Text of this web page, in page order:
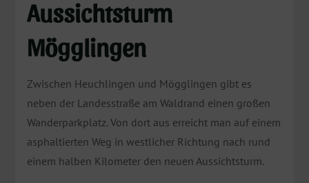
Aussichtsturm
Mögglingen
Zwischen Heuchlingen und Mögglingen gibt es
neben der Landesstraße am Waldrand einen großen
Wanderparkplatz. Von dort aus erreicht man auf einem
asphaltierten Weg in westlicher Richtung nach rund
einem halben Kilometer den neuen Aussichtsturm.